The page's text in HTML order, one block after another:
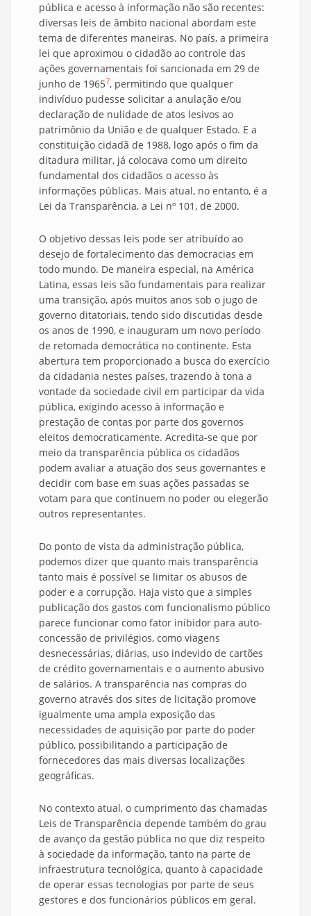
pública e acesso à informação não são recentes:
diversas leis de âmbito nacional abordam este
tema de diferentes maneiras. No país, a primeira
lei que aproximou o cidadão ao controle das
ações governamentais foi sancionada em 29 de
junho de 19657, permitindo que qualquer
indivíduo pudesse solicitar a anulação e/ou
declaração de nulidade de atos lesivos ao
patrimônio da União e de qualquer Estado. E a
constituição cidadã de 1988, logo após o fim da
ditadura militar, já colocava como um direito
fundamental dos cidadãos o acesso às
informações públicas. Mais atual, no entanto, é a
Lei da Transparência, a Lei nº 101, de 2000.
O objetivo dessas leis pode ser atribuído ao
desejo de fortalecimento das democracias em
todo mundo. De maneira especial, na América
Latina, essas leis são fundamentais para realizar
uma transição, após muitos anos sob o jugo de
governo ditatoriais, tendo sido discutidas desde
os anos de 1990, e inauguram um novo período
de retomada democrática no continente. Esta
abertura tem proporcionado a busca do exercício
da cidadania nestes países, trazendo à tona a
vontade da sociedade civil em participar da vida
pública, exigindo acesso à informação e
prestação de contas por parte dos governos
eleitos democraticamente. Acredita-se que por
meio da transparência pública os cidadãos
podem avaliar a atuação dos seus governantes e
decidir com base em suas ações passadas se
votam para que continuem no poder ou elegerão
outros representantes.
Do ponto de vista da administração pública,
podemos dizer que quanto mais transparência
tanto mais é possível se limitar os abusos de
poder e a corrupção. Haja visto que a simples
publicação dos gastos com funcionalismo público
parece funcionar como fator inibidor para auto-
concessão de privilégios, como viagens
desnecessárias, diárias, uso indevido de cartões
de crédito governamentais e o aumento abusivo
de salários. A transparência nas compras do
governo através dos sites de licitação promove
igualmente uma ampla exposição das
necessidades de aquisição por parte do poder
público, possibilitando a participação de
fornecedores das mais diversas localizações
geográficas.
No contexto atual, o cumprimento das chamadas
Leis de Transparência depende também do grau
de avanço da gestão pública no que diz respeito
à sociedade da informação, tanto na parte de
infraestrutura tecnológica, quanto à capacidade
de operar essas tecnologias por parte de seus
gestores e dos funcionários públicos em geral.